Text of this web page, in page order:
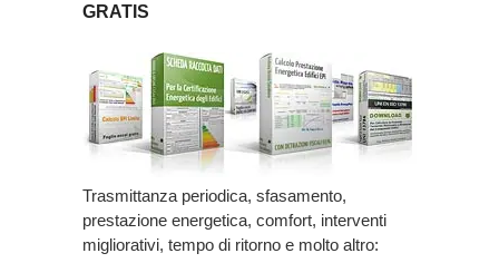
GRATIS
Trasmittanza periodica, sfasamento,
prestazione energetica, comfort, interventi
migliorativi, tempo di ritorno e molto altro: